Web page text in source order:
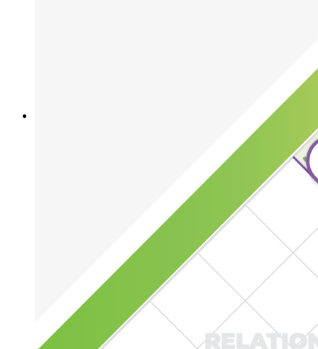
Beveiliging & vertrouwen
Security compliance
Open source